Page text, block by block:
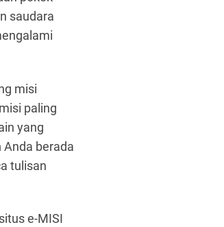
saudara
misi
paling
yang
berada
tulisan
e-MISI